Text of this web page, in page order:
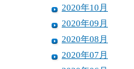
2020年10月
2020年09月
2020年08月
2020年07月